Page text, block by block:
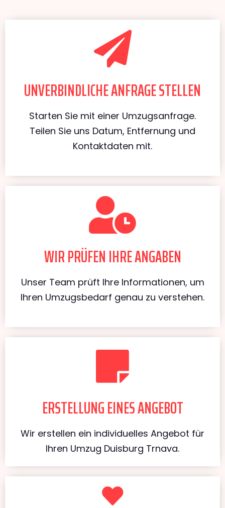
UNVERBINDLICHE ANFRAGE STELLEN
Starten Sie mit einer Umzugsanfrage.
Teilen Sie uns Datum, Entfernung und
Kontaktdaten mit.
WIR PRÜFEN IHRE ANGABEN
Unser Team prüft Ihre Informationen, um
Ihren Umzugsbedarf genau zu verstehen.
ERSTELLUNG EINES ANGEBOT
Wir erstellen ein individuelles Angebot für
Ihren Umzug Duisburg Trnava.